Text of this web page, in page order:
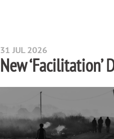
31 JUL 2026
New